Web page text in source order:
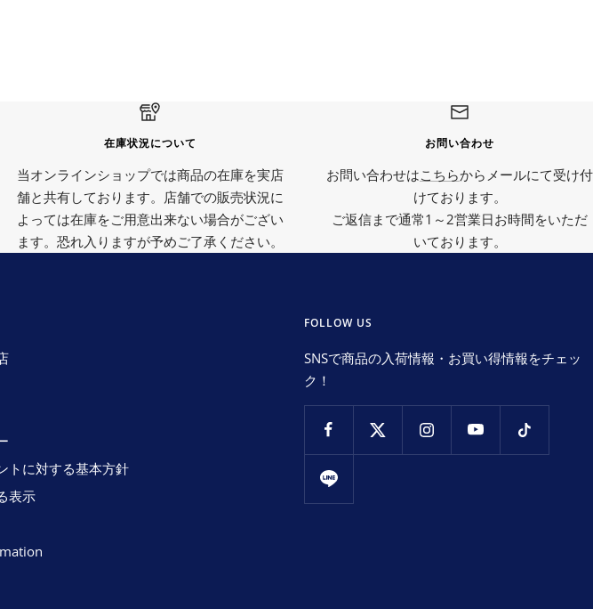
在庫状況について
当オンラインショップでは商品の在庫を実店
舗と共有しております。店舗での販売状況に
よっては在庫をご用意出来ない場合がござい
ます。恐れ入りますが予めご了承ください。
お問い合わせ
お問い合わせはこちらからメールにて受け付
けております。
ご返信まで通常1～2営業日お時間をいただ
いております。
トに対する基本方針
表示
FOLLOW US
SNSで商品の入荷情報・お買い得情報をチェッ
ク！